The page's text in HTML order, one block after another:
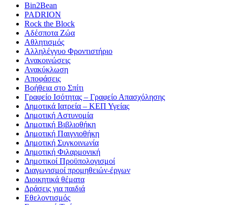
Bin2Bean
PADRION
Rock the Block
Αδέσποτα Ζώα
Αθλητισμός
Αλληλέγγυο Φροντιστήριο
Ανακοινώσεις
Ανακύκλωση
Αποφάσεις
Βοήθεια στο Σπίτι
Γραφείο Ισότητας – Γραφείο Απασχόλησης
Δημοτικά Ιατρεία – ΚΕΠ Υγείας
Δημοτική Αστυνομία
Δημοτική Βιβλιοθήκη
Δημοτική Παιγνιοθήκη
Δημοτική Συγκοινωνία
Δημοτική Φιλαρμονική
Δημοτικοί Προϋπολογισμοί
Διαγωνισμοί προμηθειών-έργων
Διοικητικά θέματα
Δράσεις για παιδιά
Εθελοντισμός